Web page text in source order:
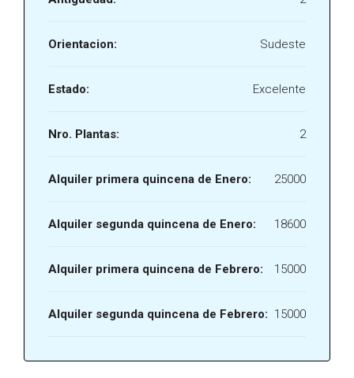
Orientacion: Sudeste
Estado: Excelente
Nro. Plantas: 2
Alquiler primera quincena de Enero: 25000
Alquiler segunda quincena de Enero: 18600
Alquiler primera quincena de Febrero: 15000
Alquiler segunda quincena de Febrero: 15000